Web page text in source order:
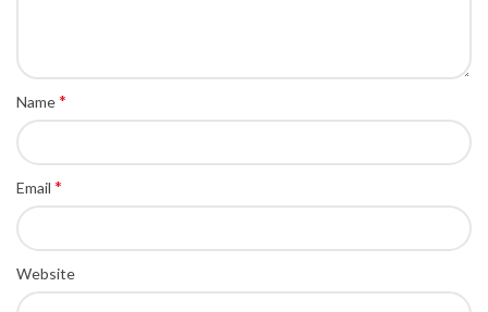
Name*
Email *
Website